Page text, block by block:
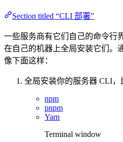
Section titled “CLI 部署”
一些服务商有它们自己的命令行
在自己的机器上全局安装它们。
像下面这样：
全局安装你的服务器 CLI，
npm
pnpm
Yarn
Terminal window